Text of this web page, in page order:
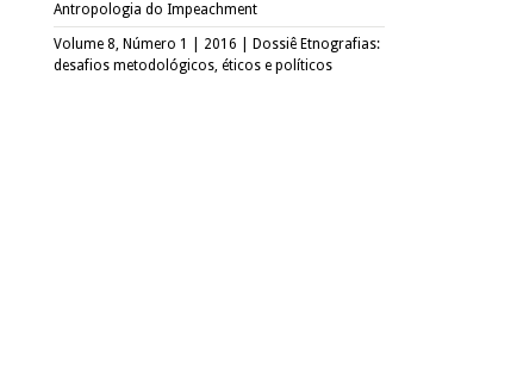
Antropologia do Impeachment
Volume 8, Número 1 | 2016 | Dossiê Etnografias:
desafios metodológicos, éticos e políticos